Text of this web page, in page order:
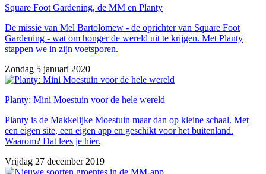
Square Foot Gardening, de MM en Planty
De missie van Mel Bartolomew - de oprichter van Square Foot
Gardening - wat om honger de wereld uit te krijgen. Met Planty
stappen we in zijn voetsporen.
Zondag 5 januari 2020
Planty: Mini Moestuin voor de hele wereld
Planty is de Makkelijke Moestuin maar dan op kleine schaal. Met
een eigen site, een eigen app en geschikt voor het buitenland.
Waarom? Dat lees je hier.
Vrijdag 27 december 2019